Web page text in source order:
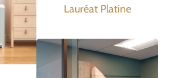
Lauréat Platine